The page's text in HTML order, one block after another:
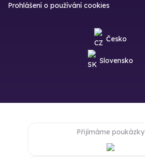
Prohlášení o používání cookies
Česko
Slovensko
Přijímáme poukázky